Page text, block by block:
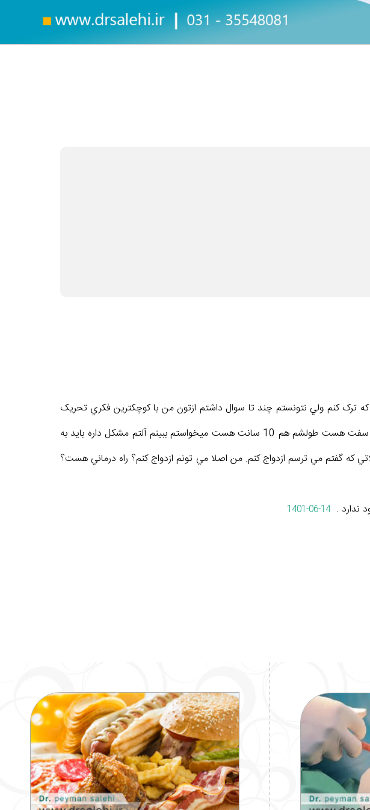
کردم ؛ خيلي سعي کردم که ترک کنم ولي نتونستم چند تا سوال داشتم ازتون من با کوچکترين فکري تحريک
ميشوم و آلتم راست مي شود و وقتي هم که راست مي شود سيخ روبه بالا وايميستد و خيلي هم آلتم سفت هست طولشم هم 10 سانت هست ميخواستم ببينم آلتم مشکل داره بايد به
که گفتم مي ترسم ازدواج کنم. من اصلا مي تونم ازدواج کنم؟ راه درماني هست؟
ندارد . 1401-06-14